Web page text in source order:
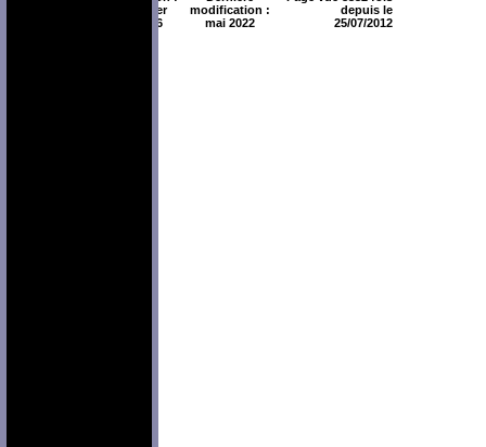
février
2006
modification :
mai 2022
depuis le
25/07/2012